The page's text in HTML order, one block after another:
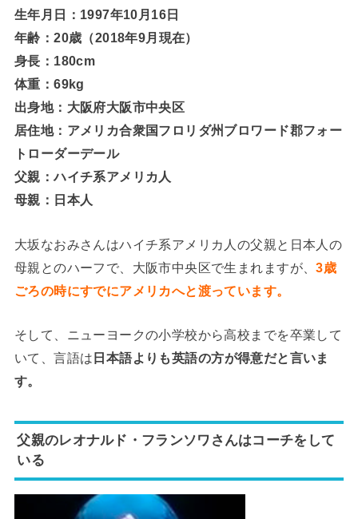
生年月日：1997年10月16日
年齢：20歳（2018年9月現在）
身長：180cm
体重：69kg
出身地：大阪府大阪市中央区
居住地：アメリカ合衆国フロリダ州ブロワード郡フォー
トローダーデール
父親：ハイチ系アメリカ人
母親：日本人
大坂なおみさんはハイチ系アメリカ人の父親と日本人の
母親とのハーフで、大阪市中央区で生まれますが、3歳
ごろの時にすでにアメリカへと渡っています。
そして、ニューヨークの小学校から高校までを卒業して
いて、言語は 日本語よりも英語の方が得意だと言いま
す。
父親のレオナルド・フランソワさんはコーチをして
いる